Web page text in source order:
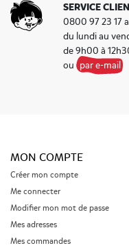
SERVICE
0800 97 23 17
du lundi au
de 9h00 à
ou par e-mail
MON COMPTE
Créer mon compte
Me connecter
Modifier mon mot de passe
Mes adresses
Mes commandes